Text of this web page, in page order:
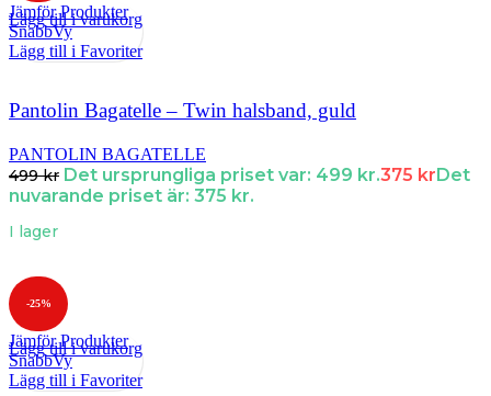
Jämför Produkter
SnabbVy
Lägg till i Favoriter
Lägg till i varukorg
Pantolin Bagatelle – Twin halsband, guld
PANTOLIN BAGATELLE
499kr Det ursprungliga priset var: 499 kr.375 kr Det
nuvarande priset är: 375 kr.
I lager
-25%
Jämför Produkter
SnabbVy
Lägg till i Favoriter
Lägg till i varukorg